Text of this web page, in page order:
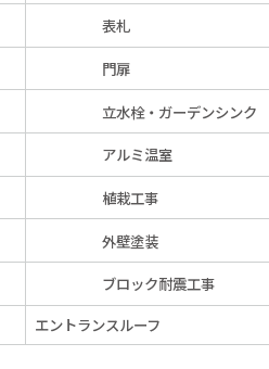
表札
門扉
立水栓・ガーデンシンク
アルミ温室
植栽工事
外壁塗装
ブロック耐震工事
エントランスルーフ